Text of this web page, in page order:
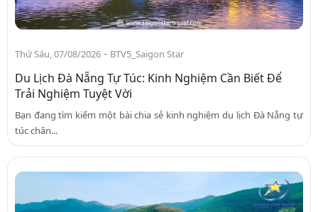
Thứ Sáu, 07/08/2026 - BTV5_Saigon Star
Du Lịch Đà Nẵng Tự Túc: Kinh Nghiệm Cần Biết Để
Trải Nghiệm Tuyệt Vời
Bạn đang tìm kiếm một bài chia sẻ kinh nghiệm du lịch Đà Nẵng tự
túc chân...